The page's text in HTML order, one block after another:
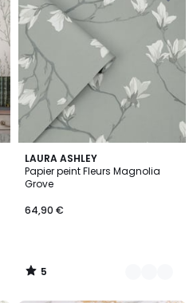
LAURA ASHLEY
Papier peint Fleurs Magnolia
Grove
64,90 €
5
/
5
4
Couleurs
5
/